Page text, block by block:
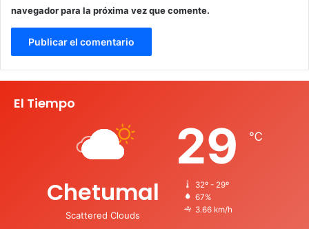
navegador para la próxima vez que comente.
El Tiempo
Chetumal
Scattered Clouds
29 ℃
32º - 29º
67%
3.66 km/h